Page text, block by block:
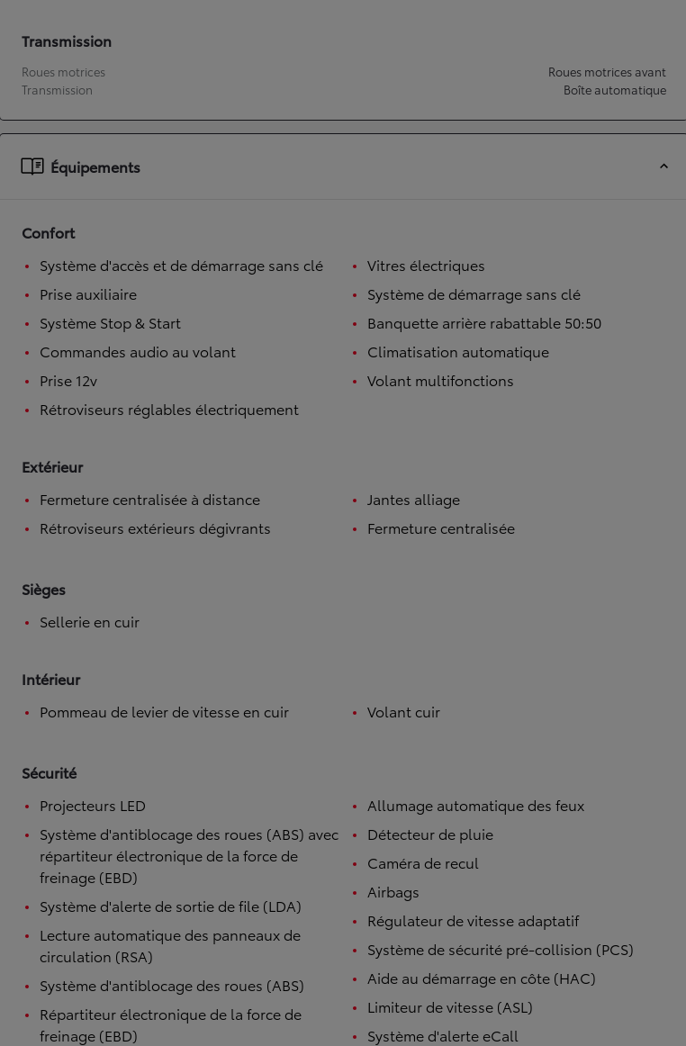
À partir de 19 700 €
Nouvelle Yaris Cross
HYBRIDE
Transmission
Roues motrices
Roues motrices avant
Transmission
Boîte automatique
Équipements
Confort
Système d'accès et de démarrage sans clé
Prise auxiliaire
Système Stop & Start
Commandes audio au volant
Prise 12v
Rétroviseurs réglables électriquement
Vitres électriques
Système de démarrage sans clé
Banquette arrière rabattable 50:50
Climatisation automatique
Volant multifonctions
Extérieur
Fermeture centralisée à distance
Rétroviseurs extérieurs dégivrants
Jantes alliage
Fermeture centralisée
Sièges
Sellerie en cuir
Intérieur
Pommeau de levier de vitesse en cuir
Volant cuir
Sécurité
Projecteurs LED
Système d'antiblocage des roues (ABS) avec
répartiteur électronique de la force de
freinage (EBD)
Système d'alerte de sortie de file (LDA)
Lecture automatique des panneaux de
circulation (RSA)
Système d'antiblocage des roues (ABS)
Répartiteur électronique de la force de
freinage (EBD)
Allumage automatique des feux
Détecteur de pluie
Caméra de recul
Airbags
Régulateur de vitesse adaptatif
Système de sécurité pré-collision (PCS)
Aide au démarrage en côte (HAC)
Limiteur de vitesse (ASL)
Système d'alerte eCall